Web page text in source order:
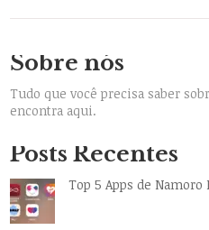
Sobre nós
Tudo que você precisa saber
encontra aqui.
Posts Recentes
Top 5 Apps de